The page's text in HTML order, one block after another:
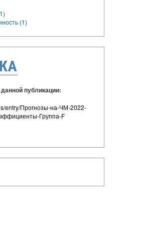
(1)
публикации:
entry/Прогнозы-на-ЧМ-2022-
Группа-F